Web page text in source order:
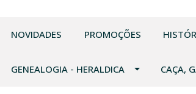
NOVIDADES PROMOÇÕES
GENEALOGIA - HERALDICA CAÇA,